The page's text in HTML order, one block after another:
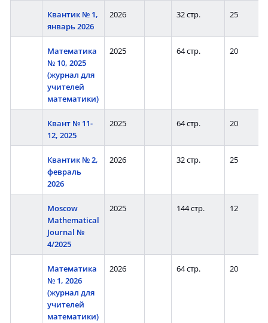
Квантик № 1,
январь 2026
2026 32 стр. 25
Математика
№ 10, 2025
(журнал для
учителей
математики)
2025 64 стр. 20
Квант № 11-
12, 2025
2025 64 стр. 20
Квантик № 2,
февраль
2026
2026 32 стр. 25
Moscow
Mathematical
Journal №
4/2025
2025 144 стр. 12
Математика
№ 1, 2026
(журнал для
учителей
математики)
2026 64 стр. 20